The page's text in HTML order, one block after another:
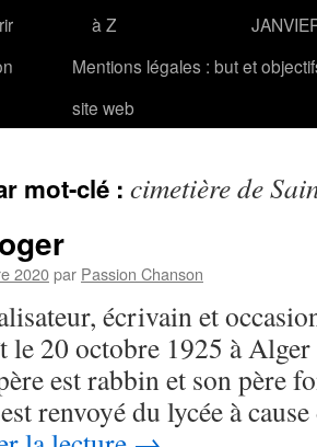
à Z
Mentions légales : but et
site web
mot-clé : cimetière de
2020par Passion Chanson
écrivain et
20 octobre 1925 à
est rabbin et son père
renvoyé du lycée à